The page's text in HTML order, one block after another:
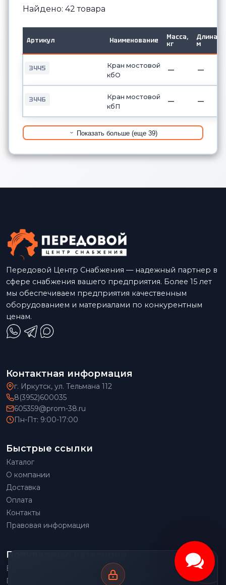
Найдено: 42 товара
Артикул Наименование
Масса,
кг
Длина,
м
3445
Кран мостовой
кбО
— —
3446
Кран мостовой
кбП
— —
Показать больше (еще 39)
Передовой Центр Снабжения — надежный партнер в
сфере снабжения вашего предприятия. Более 15 лет
мы обеспечиваем предприятия качественным
оборудованием и материалами по конкурентным
ценам.
Контактная информация
г. Иркутск, ул. Тельмана 112
8(3952)600035
605359@prom-38.ru
Пн-Пт: 9:00-17:00
Быстрые ссылки
Каталог
О компании
Доставка
Оплата
Контакты
Правовая информация
Популярные категории
Весовое оборудование
Грузоподъемное оборудование